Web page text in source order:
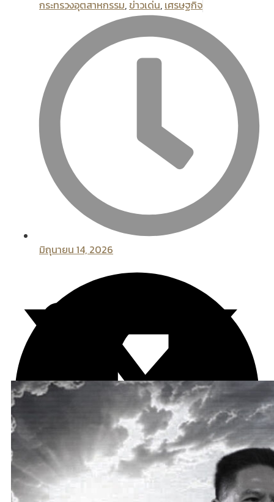
กระทรวงอุตสาหกรรม, ข่าวเด่น, เศรษฐกิจ
มิถุนายน 14, 2026